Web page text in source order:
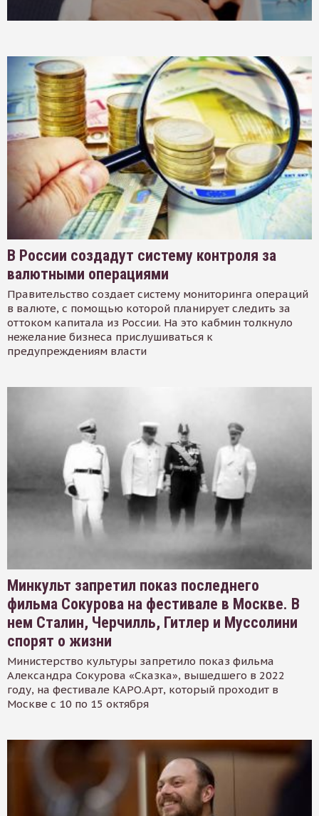
В России создадут систему контроля за
валютными операциями
Правительство создает систему мониторинга операций
в валюте, с помощью которой планирует следить за
оттоком капитала из России. На это кабмин толкнуло
нежелание бизнеса прислушиваться к
предупреждениям власти
Минкульт запретил показ последнего
фильма Сокурова на фестивале в Москве. В
нем Сталин, Черчилль, Гитлер и Муссолини
спорят о жизни
Министерство культуры запретило показ фильма
Александра Сокурова «Сказка», вышедшего в 2022
году, на фестивале КАРО.Арт, который проходит в
Москве с 10 по 15 октября